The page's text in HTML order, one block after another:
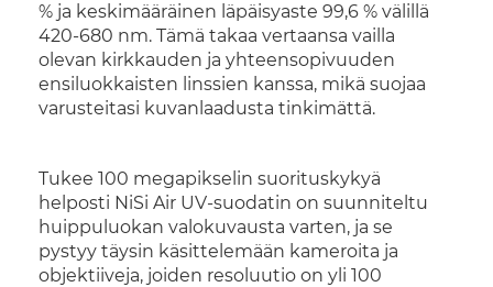
% ja keskimääräinen läpäisyaste 99,6 % välillä
420-680 nm. Tämä takaa vertaansa vailla
olevan kirkkauden ja yhteensopivuuden
ensiluokkaisten linssien kanssa, mikä suojaa
varusteitasi kuvanlaadusta tinkimättä.
Tukee 100 megapikselin suorituskykyä
helposti NiSi Air UV-suodatin on suunniteltu
huippuluokan valokuvausta varten, ja se
pystyy täysin käsittelemään kameroita ja
objektiiveja, joiden resoluutio on yli 100